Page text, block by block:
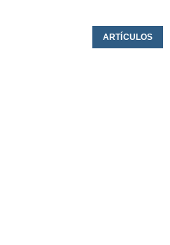
ARTÍCULOS